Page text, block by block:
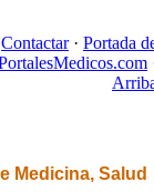
Contactar· Portada
Medicina, Salud